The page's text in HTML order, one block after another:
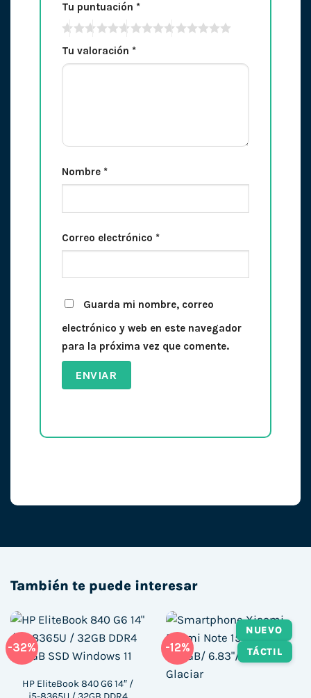
Tu puntuación *
Tu valoración *
Nombre *
Correo electrónico *
Guarda mi nombre, correo
electrónico y web en este navegador
para la próxima vez que comente.
También te puede interesar
-32%
HP EliteBook 840 G6 14″ /
-12%
NUEVO
TÁCTIL